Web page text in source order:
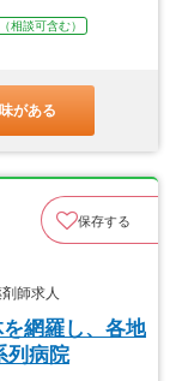
相談可含む）
がある
保存する
師求人
を網羅し、各地
列病院